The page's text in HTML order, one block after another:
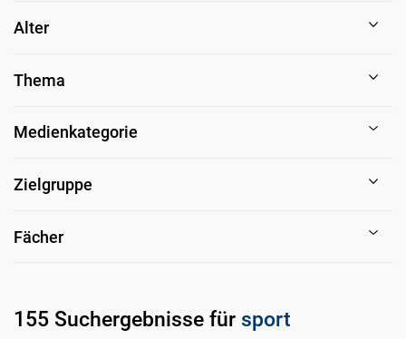
Alter
Thema
Medienkategorie
Zielgruppe
Fächer
155 Suchergebnisse für sport